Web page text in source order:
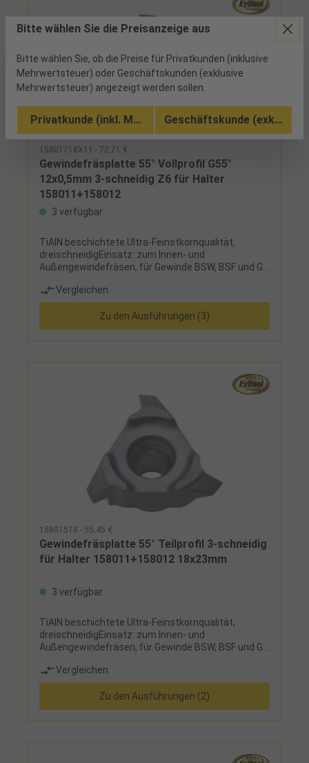
15801718X11 - 72,71 €
Gewindefräsplatte 55° Vollprofil G55°
12x0,5mm 3-schneidig Z6 für Halter
158011+158012
3 verfügbar
TiAlN beschichtete Ultra-Feinstkornqualität,
dreischneidigEinsatz: zum Innen- und
Außengewindefräsen, für Gewinde BSW, BSF und G
Vergleichen
Zu den Ausführungen (3)
15801518 - 55,45 €
Gewindefräsplatte 55° Teilprofil 3-schneidig
für Halter 158011+158012 18x23mm
3 verfügbar
TiAlN beschichtete Ultra-Feinstkornqualität,
dreischneidigEinsatz: zum Innen- und
Außengewindefräsen, für Gewinde BSW, BSF und G
Vergleichen
Zu den Ausführungen (2)
Bitte wählen Sie die Preisanzeige aus
Bitte wählen Sie, ob die Preise für Privatkunden (inklusive
Mehrwertsteuer) oder Geschäftskunden (exklusive
Mehrwertsteuer) angezeigt werden sollen.
Privatkunde (inkl. MwSt.) Geschäftskunde (exkl.